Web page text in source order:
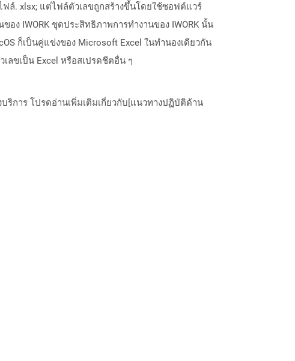
ล์. xlsx; แต่ไฟล์ตัวเลขถูกสร้างขึ้นโดยใช้ซอฟต์แวร์
ง IWORK ชุดประสิทธิภาพการทำงานของ IWORK นั้น
ก็เป็นคู่แข่งของ Microsoft Excel ในทำนองเดียวกัน
ลขเป็น Excel หรือสเปรดชีตอื่น ๆ
ริการ โปรดอ่านเพิ่มเติมเกี่ยวกับ[แนวทางปฏิบัติด้าน